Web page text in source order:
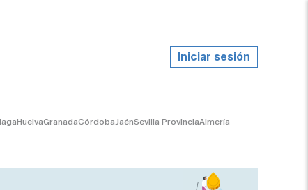
Iniciar sesión
HuelvaGranadaCórdobaJaénSevilla ProvinciaAlmería